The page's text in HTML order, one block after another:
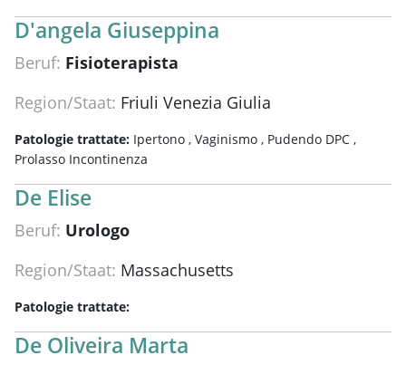
D'angela Giuseppina
Beruf: Fisioterapista
Region/Staat: Friuli Venezia Giulia
Patologie trattate: Ipertono , Vaginismo , Pudendo DPC ,
Prolasso Incontinenza
De Elise
Beruf: Urologo
Region/Staat: Massachusetts
Patologie trattate:
De Oliveira Marta